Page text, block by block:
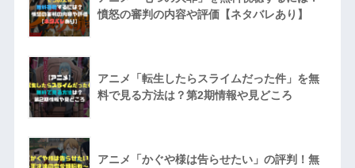
憤怒の審判の内容や評価【ネタバレあり】
アニメ「転生したらスライムだった件」を無
料で見る方法は？第2期情報や見どころ
アニメ「かぐや様は告らせたい」の評判！無